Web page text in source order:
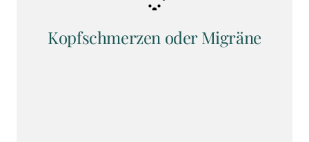
Kopfschmerzen oder Migräne